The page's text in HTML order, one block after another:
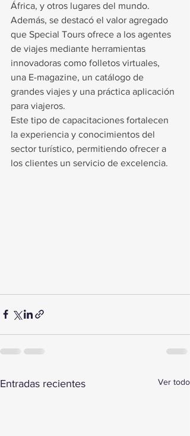
África, y otros lugares del mundo.
Además, se destacó el valor agregado
que Special Tours ofrece a los agentes
de viajes mediante herramientas
innovadoras como folletos virtuales,
una E-magazine, un catálogo de
grandes viajes y una práctica aplicación
para viajeros.
Este tipo de capacitaciones fortalecen
la experiencia y conocimientos del
sector turístico, permitiendo ofrecer a
los clientes un servicio de excelencia.
Entradas recientes Ver todo